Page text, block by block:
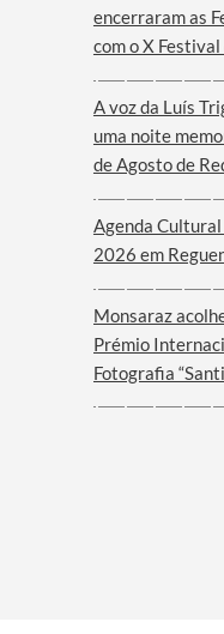
encerraram as
com o X
A voz da Luís
uma noite
de Agosto de
Agenda
2026 em
Monsaraz
Prémio
Fotografia
2025 –